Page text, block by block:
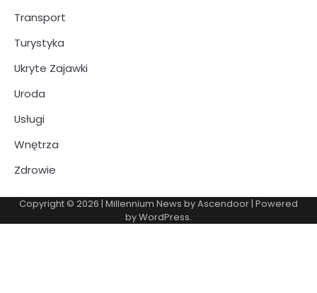
Transport
Turystyka
Ukryte Zajawki
Uroda
Usługi
Wnętrza
Zdrowie
Copyright © 2026 | Millennium News byAscendoor| Powered
byWordPress.